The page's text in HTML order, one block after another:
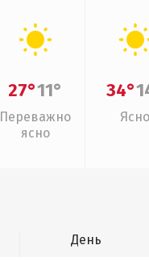
27°11°
Переважно
ясно
34°
Ясно
День